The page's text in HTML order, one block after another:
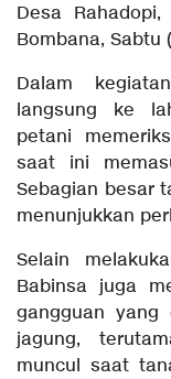
Desa
Bombana, Sabtu
Dalam
langsung ke
petani
saat ini
Sebagian besar
menunjukkan
Selain
Babinsa juga
gangguan yang
jagung,
muncul saat